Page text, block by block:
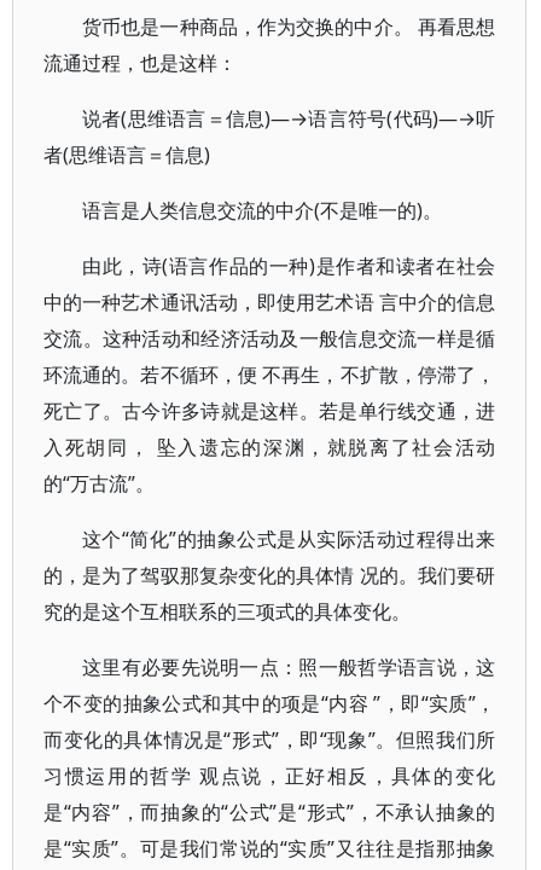
货币也是一种商品，作为交换的中介。 再看思想
流通过程，也是这样：
说者(思维语言＝信息)—→语言符号(代码)—→听
者(思维语言＝信息)
语言是人类信息交流的中介(不是唯一的)。
由此，诗(语言作品的一种)是作者和读者在社会
中的一种艺术通讯活动，即使用艺术语 言中介的信息
交流。这种活动和经济活动及一般信息交流一样是循
环流通的。若不循环，便 不再生，不扩散，停滞了，
死亡了。古今许多诗就是这样。若是单行线交通，进
入死胡同， 坠入遗忘的深渊，就脱离了社会活动
的“万古流”。
这个“简化”的抽象公式是从实际活动过程得出来
的，是为了驾驭那复杂变化的具体情 况的。我们要研
究的是这个互相联系的三项式的具体变化。
这里有必要先说明一点：照一般哲学语言说，这
个不变的抽象公式和其中的项是“内容 ”，即“实质”，
而变化的具体情况是“形式”，即“现象”。但照我们所
习惯运用的哲学 观点说，正好相反，具体的变化
是“内容”，而抽象的“公式”是“形式”，不承认抽象的
是“实质”。可是我们常说的“实质”又往往是指那抽象